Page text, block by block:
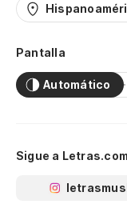
Pantalla
Automático
Sigue a Letras.com